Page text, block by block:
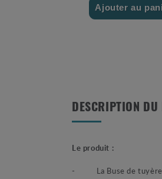
Ajouter au
DESCRIPTION DU
Le produit :
- La Buse de tuyère